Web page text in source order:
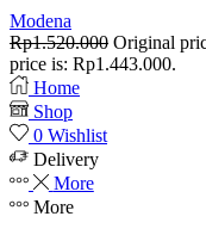
Modena
Rp1.520.000 Original
price is: Rp1.443.000.
Home
Shop
0 Wishlist
Delivery
More
More